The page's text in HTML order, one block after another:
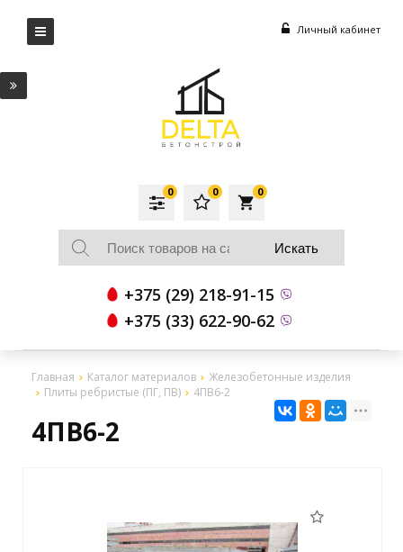
Личный кабинет
local_grocery_store
0
0
0
+375 (29) 218-91-15
+375 (33) 622-90-62
Главная Каталог материалов
Железобетонные изделия
Плиты ребристые (ПГ, ПВ)
4ПВ6-2
4ПВ6-2